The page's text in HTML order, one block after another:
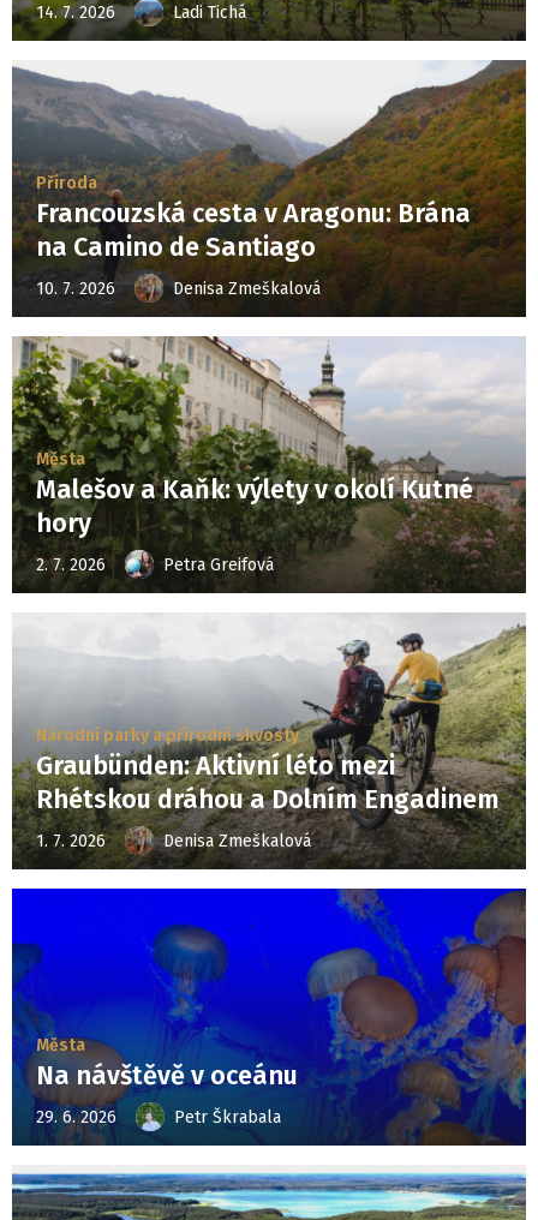
14. 7. 2026 Ladi Tichá
Příroda
Francouzská cesta v Aragonu: Brána
na Camino de Santiago
10. 7. 2026 Denisa Zmeškalová
Města
Malešov a Kaňk: výlety v okolí Kutné
hory
2. 7. 2026 Petra Greifová
Národní parky a přírodní skvosty
Graubünden: Aktivní léto mezi
Rhétskou dráhou a Dolním Engadinem
1. 7. 2026 Denisa Zmeškalová
Města
Na návštěvě v oceánu
29. 6. 2026 Petr Škrabala